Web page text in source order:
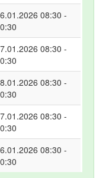
08:30 -
08:30 -
08:30 -
08:30 -
08:30 -